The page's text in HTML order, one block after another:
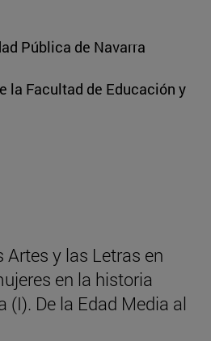
Pública de Navarra
la Facultad de Educación y
Artes y las Letras en
en la historia
(I). De la Edad Media al